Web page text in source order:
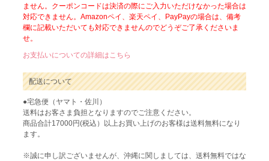
ません。クーポンコードは決済の際にご入力いただけなかった場合は
対応できません。Amazonペイ、楽天ペイ、PayPayの場合は、備考
欄に記載いただいても対応できませんのでどうぞご了承くださいま
せ。
お支払いについての詳細はこちら
配送について
●宅急便（ヤマト・佐川）
送料はお客さま負担となりますのでご注意ください。
商品合計17000円(税込）以上お買い上げのお客様は送料無料になり
ます。
※誠に申し訳ございませんが、沖縄に関しましては、送料無料ではな